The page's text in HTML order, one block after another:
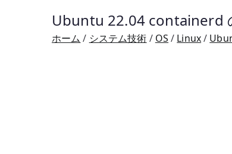
Ubuntu 22.04 containerd
ホーム システム技術 OS Linux